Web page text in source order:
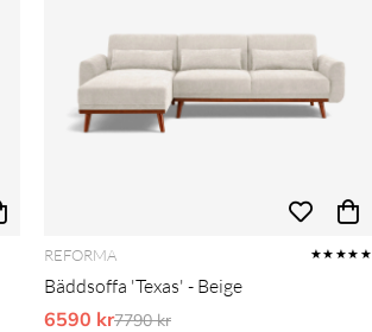
REFORMA ★★★★★
Bäddsoffa 'Texas' - Beige
6590 krOrdinarie pris:
7790 kr